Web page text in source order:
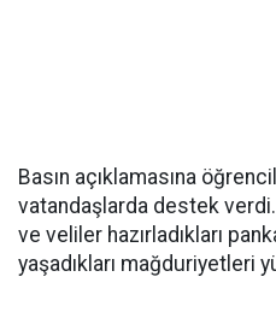
Basın açıklamasına
vatandaşlarda destek verdi.
ve veliler hazırladıkları
yaşadıkları mağduriyetleri